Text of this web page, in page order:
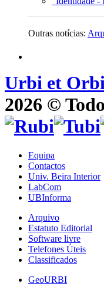
Outras notícias:
Urbi et
2026 ©
Equipa
Contactos
Univ. Beira Interior
LabCom
UBInforma
Arquivo
Estatuto Editorial
Software livre
Telefones Úteis
Classificados
GeoURBI